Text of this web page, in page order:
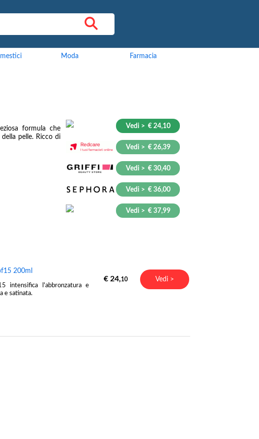
Moda Farmacia
formula che
pelle. Ricco di
Vedi > € 24,10
Vedi > € 26,39
Vedi > € 30,40
Vedi > € 36,00
Vedi > € 37,99
200ml
intensifica l'abbronzatura e
e satinata.
€ 24,10 Vedi >